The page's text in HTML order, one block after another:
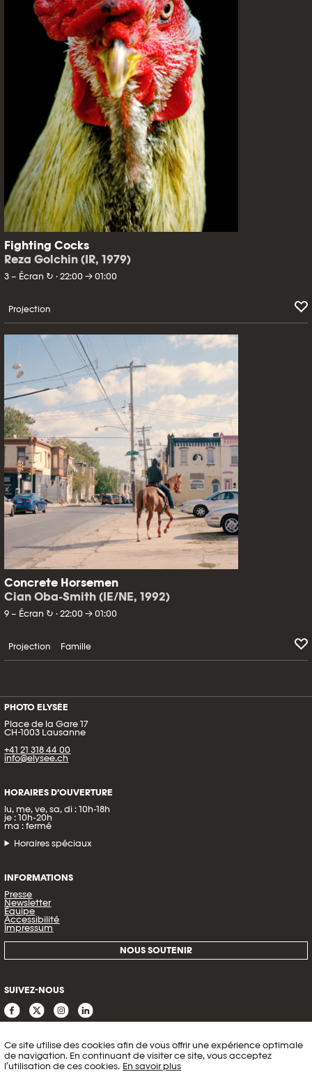
Ce site utilise des cookies afin de vous offrir une expérience optimale
de navigation. En continuant de visiter ce site, vous acceptez
l’utilisation de ces cookies. En savoir plus
Fighting Cocks
Reza Golchin (IR, 1979)
3 – Écran ↻ · 22:00 → 01:00
Projection
Concrete Horsemen
Cian Oba-Smith (IE/NE, 1992)
9 – Écran ↻ · 22:00 → 01:00
Projection Famille
PHOTO ELYSÉE
Place de la Gare 17
CH-1003 Lausanne
+41 21 318 44 00
info@elysee.ch
HORAIRES D’OUVERTURE
lu, me, ve, sa, di : 10h-18h
je : 10h-20h
ma : fermé
Horaires spéciaux
INFORMATIONS
Presse
Newsletter
Équipe
Accessibilité
Impressum
NOUS SOUTENIR
SUIVEZ-NOUS